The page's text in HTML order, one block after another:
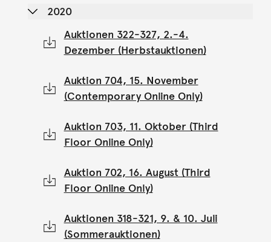
2020
Auktionen 322-327, 2.-4.
Dezember (Herbstauktionen)
Auktion 704, 15. November
(Contemporary Online Only)
Auktion 703, 11. Oktober (Third
Floor Online Only)
Auktion 702, 16. August (Third
Floor Online Only)
Auktionen 318-321, 9. & 10. Juli
(Sommerauktionen)